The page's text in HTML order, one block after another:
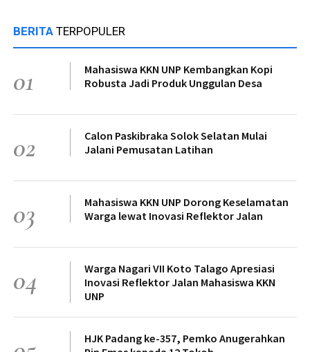
BERITA TERPOPULER
01
Mahasiswa KKN UNP Kembangkan Kopi
Robusta Jadi Produk Unggulan Desa
02
Calon Paskibraka Solok Selatan Mulai
Jalani Pemusatan Latihan
03
Mahasiswa KKN UNP Dorong Keselamatan
Warga lewat Inovasi Reflektor Jalan
04
Warga Nagari VII Koto Talago Apresiasi
Inovasi Reflektor Jalan Mahasiswa KKN
UNP
HJK Padang ke-357, Pemko Anugerahkan